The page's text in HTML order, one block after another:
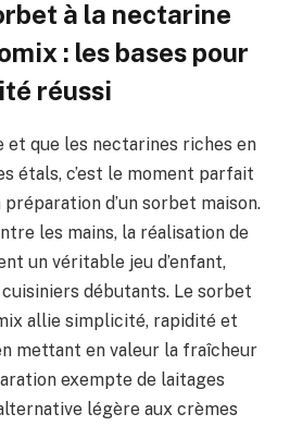
à la nectarine
: les bases pour
réussi
et que les nectarines riches en
étals, c’est le moment parfait
d’un sorbet maison.
les mains, la réalisation de
un véritable jeu d’enfant,
débutants. Le sorbet
allie simplicité, rapidité et
mettant en valeur la fraîcheur
exempte de laitages
légère aux crèmes